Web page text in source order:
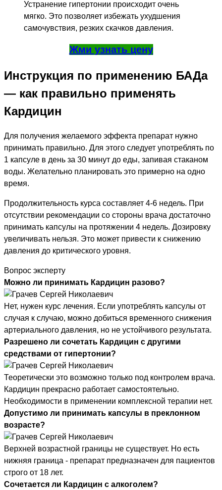
Устранение гипертонии происходит очень
мягко. Это позволяет избежать ухудшения
самочувствия, резких скачков давления.
Жми узнать цену
Инструкция по применению БАДа
— как правильно применять
Кардицин
Для получения желаемого эффекта препарат нужно
принимать правильно. Для этого следует употреблять по
1 капсуле в день за 30 минут до еды, запивая стаканом
воды. Желательно планировать это примерно на одно
время.
Продолжительность курса составляет 4-6 недель. При
отсутствии рекомендации со стороны врача достаточно
принимать капсулы на протяжении 4 недель. Дозировку
увеличивать нельзя. Это может привести к снижению
давления до критического уровня.
Вопрос эксперту
Можно ли принимать Кардицин разово?
Нет, нужен курс лечения. Если употреблять капсулы от
случая к случаю, можно добиться временного снижения
артериального давления, но не устойчивого результата.
Разрешено ли сочетать Кардицин с другими
средствами от гипертонии?
Теоретически это возможно только под контролем врача.
Кардицин прекрасно работает самостоятельно.
Необходимости в применении комплексной терапии нет.
Допустимо ли принимать капсулы в преклонном
возрасте?
Верхней возрастной границы не существует. Но есть
нижняя граница - препарат предназначен для пациентов
строго от 18 лет.
Сочетается ли Кардицин с алкоголем?